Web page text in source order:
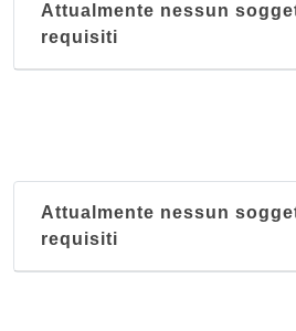
Attualmente nessun
requisiti
Attualmente nessun
requisiti